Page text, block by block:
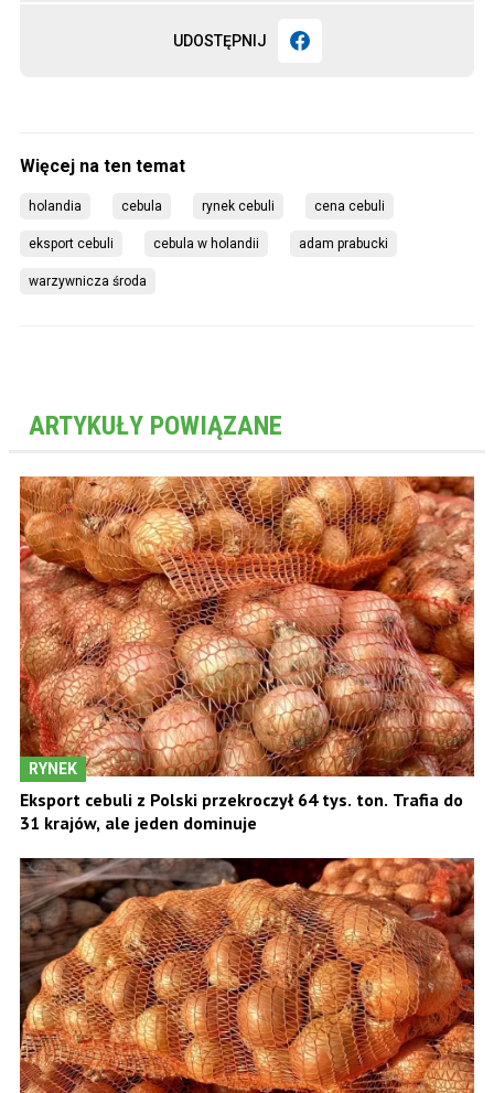
UDOSTĘPNIJ
holandia cebula rynek cebuli cena cebuli
eksport cebuli cebula w holandii adam prabucki
warzywnicza środa
ARTYKUŁY POWIĄZANE
RYNEK
Eksport cebuli z Polski przekroczył 64 tys. ton. Trafia do
31 krajów, ale jeden dominuje